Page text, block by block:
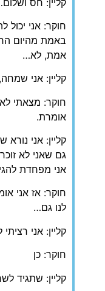
חוקר: אני
באמת מהיום
אמת, לא…
קליין: אני
חוקר: מצאתי
אומרת.
קליין: אני
גם שאני לא
אני מפחדת
חוקר: אז אני
לנו גם…
קליין: אני
חוקר: כן
קליין: שתגיד